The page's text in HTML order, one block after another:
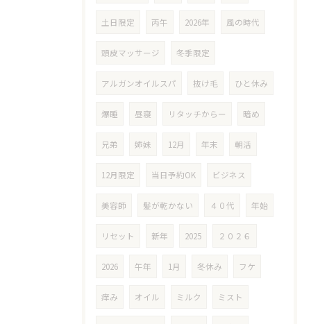
土日限定 丙午 2026年 風の時代
頭皮マッサージ 冬季限定
アルガンオイルスパ 抜け毛 ひと休み
爆睡 昼寝 リタッチからー 暗め
兄弟 姉妹 12月 年末 朝活
12月限定 当日予約OK ビジネス
美容師 髪が乾かない ４０代 年始
リセット 新年 2025 ２０２６
2026 午年 1月 冬休み フケ
痒み オイル ミルク ミスト